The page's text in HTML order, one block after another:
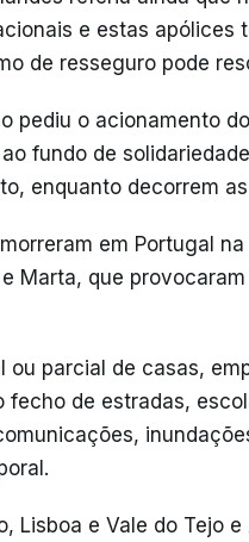
e estas apólices
de resseguro pode
pediu o acionamento
fundo de
enquanto decorrem
em Portugal
Marta, que
ou parcial de casas,
fecho de estradas,
Lisboa e Vale do Tejo